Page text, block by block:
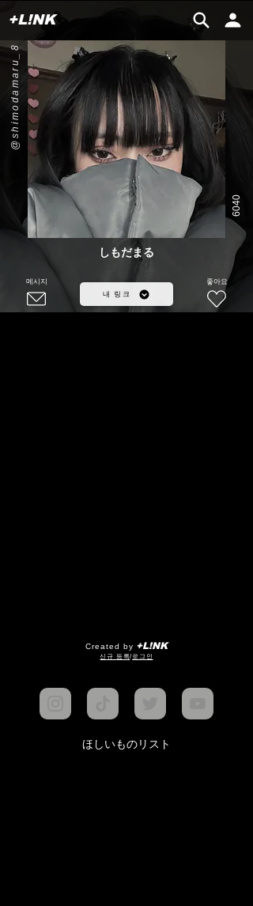
+L!NK
@shimodamaru_8
6040
しもだまる
메시지
내 링크
좋아요
Created by +L!NK
​신규 등록/로그인
ほしいものリスト